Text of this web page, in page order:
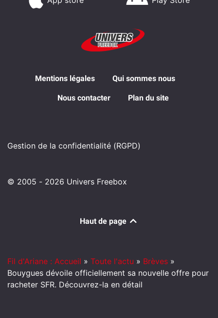
Mentions légales Qui sommes nous
Nous contacter Plan du site
Gestion de la confidentialité (RGPD)
© 2005 - 2026 Univers Freebox
Haut de page
Fil d'Ariane : Accueil » Toute l'actu » Brèves »
Bouygues dévoile officiellement sa nouvelle offre pour
racheter SFR. Découvrez-la en détail